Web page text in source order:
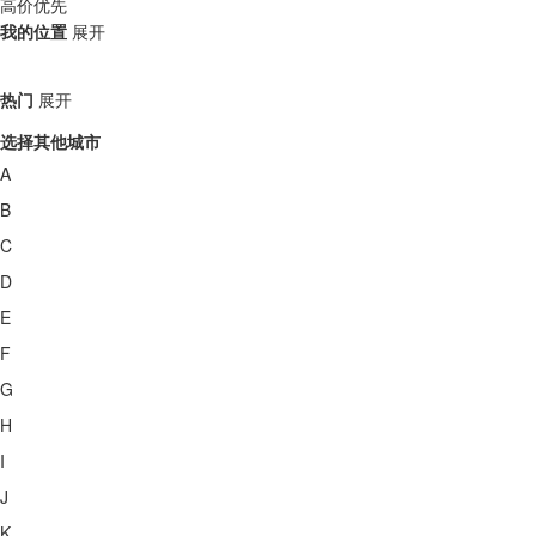
我的位置 展开
热门 展开
选择其他城市
A
B
C
D
E
F
G
H
I
J